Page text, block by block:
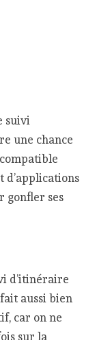
suivi
une chance
d’applications
gonfler ses
d’itinéraire
aussi bien
car on ne
sur la